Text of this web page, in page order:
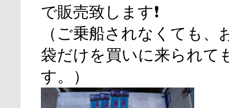
で販売致します❗
（ご乗船されなくても、
袋だけを買いに来られて
す。）